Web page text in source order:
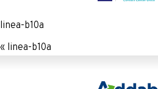
linea-b10a
« linea-b10a